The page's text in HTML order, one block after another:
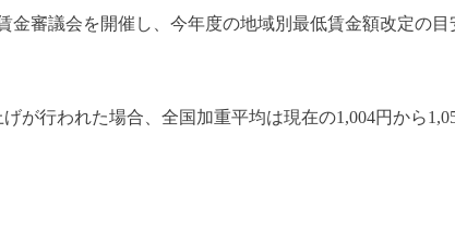
金審議会を開催し、今年度の地域別最低賃金額改定の目
が行われた場合、全国加重平均は現在の1,004円から